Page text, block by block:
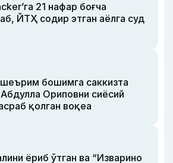
21 нафар боғча
ЙТҲ содир этган аёлга суд
бошимга саккизта
Ориповни сиёсий
қолган воқеа
ёриб ўтган ва “Изварино